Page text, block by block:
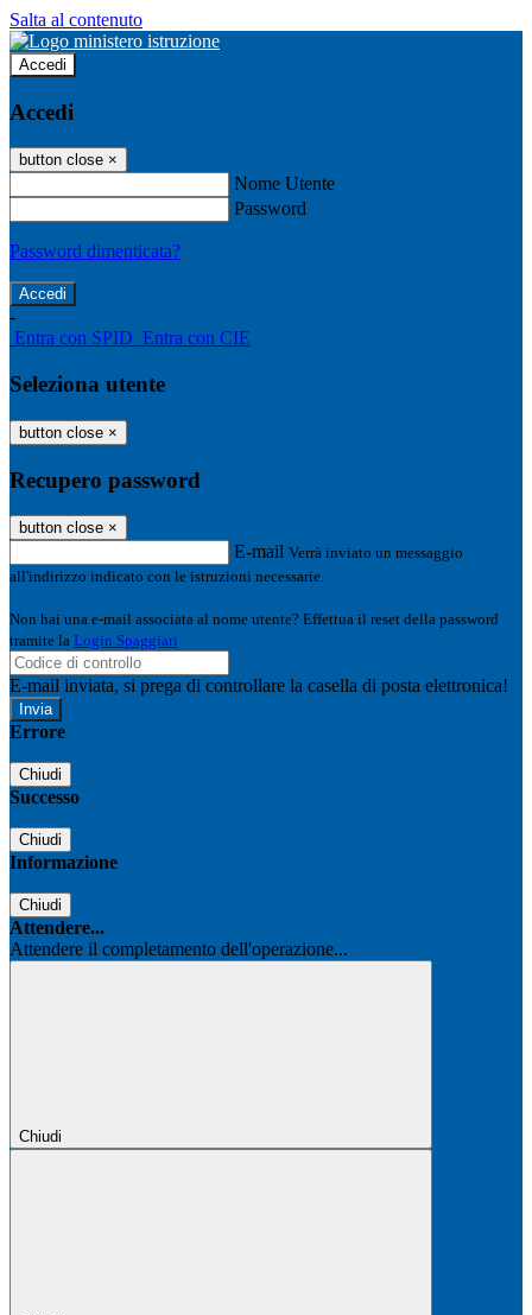
Salta al contenuto
Accedi
Accedi
button close ×
Nome Utente
Password
Password dimenticata?
-
Entra con SPID Entra con CIE
Seleziona utente
button close ×
Recupero password
button close ×
E-mail Verrà inviato un messaggio
all'indirizzo indicato con le istruzioni necessarie.
Non hai una e-mail associata al nome utente? Effettua il reset della password
tramite la Login Spaggiari
E-mail inviata, si prega di controllare la casella di posta elettronica!
Errore
Chiudi
Successo
Chiudi
Informazione
Chiudi
Attendere...
Attendere il completamento dell'operazione...
Chiudi